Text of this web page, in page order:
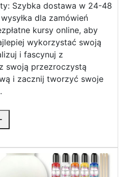
Szybka dostawa w 24-48
dla zamówień
kursy online, aby
wykorzystać swoją
i fascynuj z
swoją przezroczystą
i zacznij tworzyć swoje